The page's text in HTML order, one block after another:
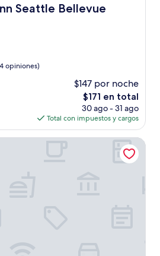
Seattle Bellevue
Bellevue Downtown, WA
opiniones)
$147 por noche
El
precio
actual
es
de
$171 en total
30 ago - 31 ago
Total con impuestos y cargos